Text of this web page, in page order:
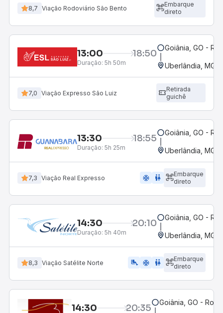
8,7 Viação Rodoviário São Bento
Embarque
direto
13:00 18:50
Duração: 5h 50m
Goiânia, GO -
Uberlândia, MG -
7,0 Viação Expresso São Luiz
Retirada
guichê
13:30 18:55
Duração: 5h 25m
Goiânia, GO -
Uberlândia, MG -
7,3 Viação Real Expresso ac_unit wc
Embarque
direto
14:30 20:10
Duração: 5h 40m
Goiânia, GO -
Uberlândia, MG -
8,3 Viação Satélite Norte airline_seat_legroom_extra ac_unit wc
Embarque
direto
14:30 20:35 Goiânia, GO -